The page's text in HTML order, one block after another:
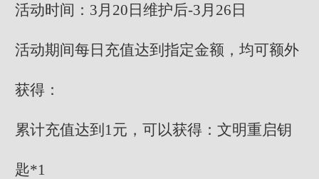
活动时间：3月20日维护后-3月26日
活动期间每日充值达到指定金额，均可额外
获得：
累计充值达到1元，可以获得：文明重启钥
匙*1